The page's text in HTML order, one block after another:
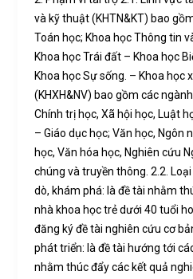
và kỹ thuật (KHTN&KT) bao
Toán học; Khoa học Thông tin
Khoa học Trái đất – Khoa học
Khoa học Sự sống. – Khoa học
(KHXH&NV) bao gồm các
Chính trị học, Xã hội học, Luật
– Giáo dục học; Văn học, Ngôn
học, Văn hóa học, Nghiên cứu
chúng và truyền thông. 2.2.
dò, khám phá: là đề tài nhằm
nhà khoa học trẻ dưới 40 tuổi
đăng ký đề tài nghiên cứu cơ
phát triển: là đề tài hướng tới
nhằm thúc đẩy các kết quả